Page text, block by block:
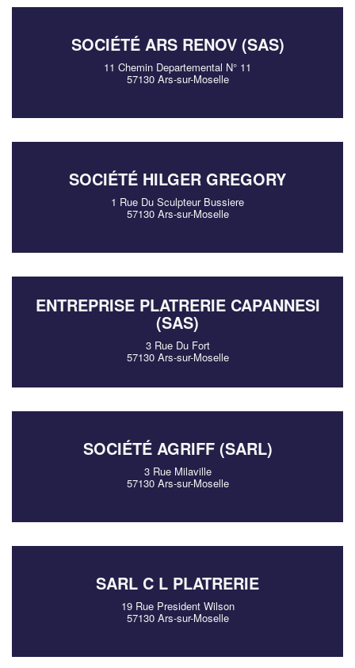
SOCIÉTÉ ARS RENOV (SAS)
11 Chemin Departemental N° 11
57130 Ars-sur-Moselle
SOCIÉTÉ HILGER GREGORY
1 Rue Du Sculpteur Bussiere
57130 Ars-sur-Moselle
ENTREPRISE PLATRERIE CAPANNESI
(SAS)
3 Rue Du Fort
57130 Ars-sur-Moselle
SOCIÉTÉ AGRIFF (SARL)
3 Rue Milaville
57130 Ars-sur-Moselle
SARL C L PLATRERIE
19 Rue President Wilson
57130 Ars-sur-Moselle
Vous êtes un
professionnel ?
vosmargestout en gagnant de
En savoir plus